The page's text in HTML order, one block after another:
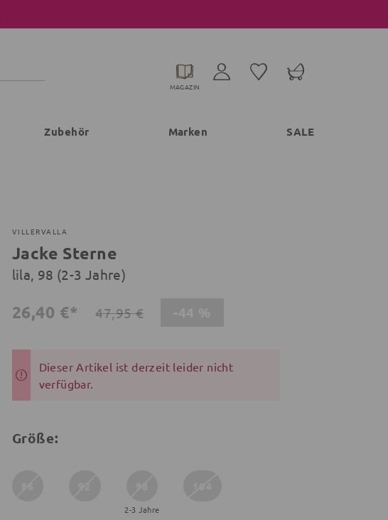
MAGAZIN
Zubehör Marken SALE
VILLERVALLA
Jacke Sterne
lila, 98 (2-3 Jahre)
26,40 €* 47,95 €
Dieser Artikel ist derzeit leider nicht
verfügbar.
Größe:
2-3 Jahre